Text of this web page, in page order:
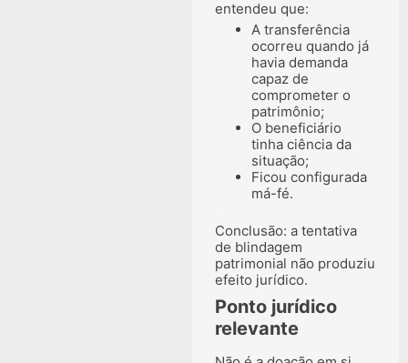
entendeu que:
A transferência
ocorreu quando já
havia demanda
capaz de
comprometer o
patrimônio;
O beneficiário
tinha ciência da
situação;
Ficou configurada
má-fé.
Conclusão: a tentativa
de blindagem
patrimonial não produziu
efeito jurídico.
Ponto jurídico
relevante